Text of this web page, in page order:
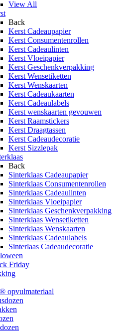
View All
Back
Kerst Cadeaupapier
Kerst Consumentenrollen
Kerst Cadeaulinten
Kerst Vloeipapier
Kerst Geschenkverpakking
Kerst Wensetiketten
Kerst Wenskaarten
Kerst Cadeaukaarten
Kerst Cadeaulabels
Kerst wenskaarten gevouwen
Kerst Raamstickers
Kerst Draagtassen
Kerst Cadeaudecoratie
Kerst Sizzlepak
Back
Sinterklaas Cadeaupapier
Sinterklaas Consumentenrollen
Sinterklaas Cadeaulinten
Sinterklaas Vloeipapier
Sinterklaas Geschenkverpakking
Sinterklaas Wensetiketten
Sinterklaas Wenskaarten
Sinterklaas Cadeaulabels
Sinterlaas Cadeaudecoratie
Friday
opvulmateriaal